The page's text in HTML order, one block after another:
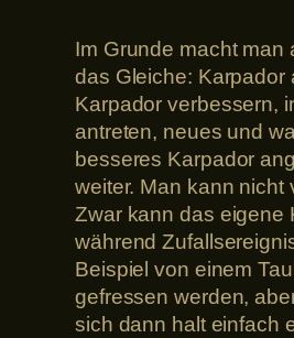
Im Grunde macht man
das Gleiche: Karpador
Karpador verbessern,
antreten, neues und
besseres Karpador
weiter. Man kann nicht
Zwar kann das eigene
während
Beispiel von einem
gefressen werden,
sich dann halt einfach